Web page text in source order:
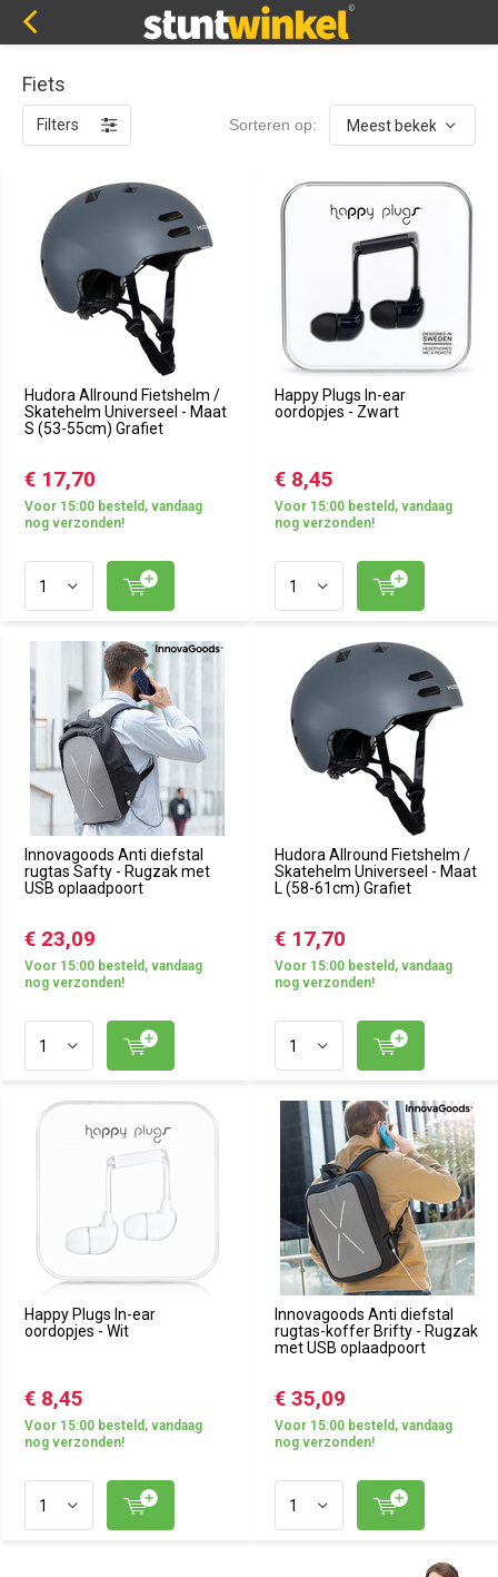
Fiets
Filters Sorteren op:
Hudora Allround Fietshelm /
Skatehelm Universeel - Maat
S (53-55cm) Grafiet
€ 17,70
Voor 15:00 besteld, vandaag
nog verzonden!
Happy Plugs In-ear
oordopjes - Zwart
€ 8,45
Voor 15:00 besteld, vandaag
nog verzonden!
Innovagoods Anti diefstal
rugtas Safty - Rugzak met
USB oplaadpoort
€ 23,09
Voor 15:00 besteld, vandaag
nog verzonden!
Hudora Allround Fietshelm /
Skatehelm Universeel - Maat
L (58-61cm) Grafiet
€ 17,70
Voor 15:00 besteld, vandaag
nog verzonden!
Happy Plugs In-ear
oordopjes - Wit
€ 8,45
Voor 15:00 besteld, vandaag
nog verzonden!
Innovagoods Anti diefstal
rugtas-koffer Brifty - Rugzak
met USB oplaadpoort
€ 35,09
Voor 15:00 besteld, vandaag
nog verzonden!